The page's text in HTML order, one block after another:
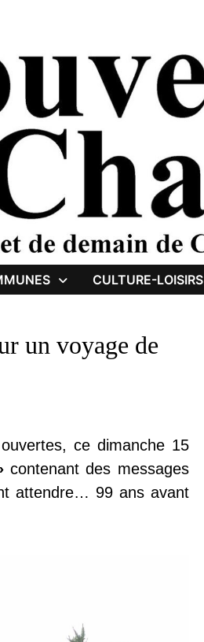
CULTURE-LOISIRS
un voyage de
ce dimanche 15
contenant des messages
attendre… 99 ans avant